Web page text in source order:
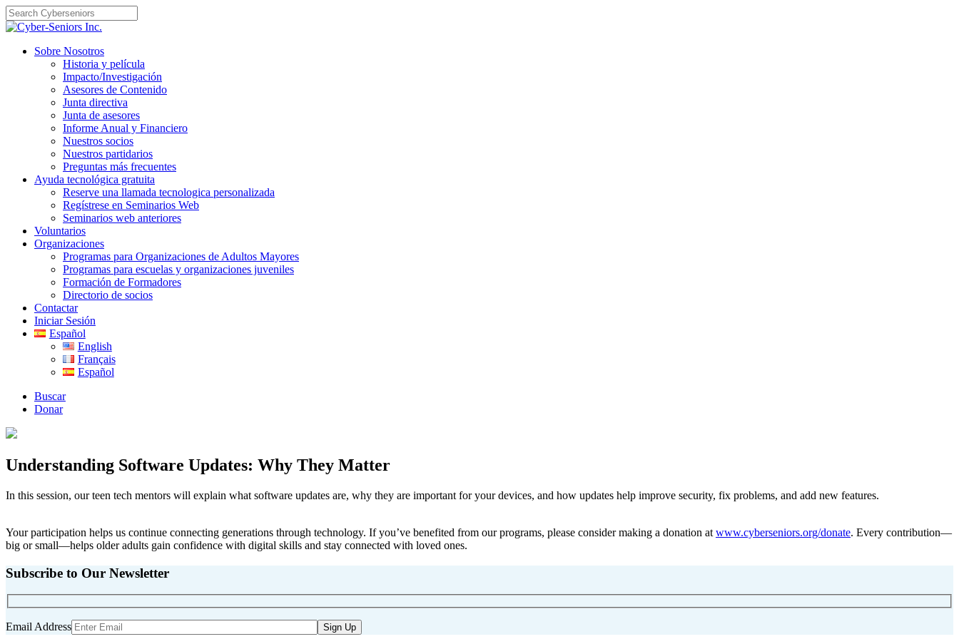
Skip
to
content
Sobre Nosotros
Historia y película
Impacto/Investigación
Asesores de Contenido
Junta directiva
Junta de asesores
Informe Anual y Financiero
Nuestros socios
Nuestros partidarios
Preguntas más frecuentes
Ayuda tecnológica gratuita
Reserve una llamada tecnologica personalizada
Regístrese en Seminarios Web
Seminarios web anteriores
Voluntarios
Organizaciones
Programas para Organizaciones de Adultos Mayores
Programas para escuelas y organizaciones juveniles
Formación de Formadores
Directorio de socios
Contactar
Iniciar Sesión
Español
English
Français
Español
Buscar
Donar
Understanding Software Updates: Why They Matter
In this session, our teen tech mentors will explain what software updates are, why they are important for your devices, and how updates help improve security, fix problems, and add new features.
Your participation helps us continue connecting generations through technology. If you’ve benefited from our programs, please consider making a donation at www.cyberseniors.org/donate. Every contribution—
big or small—helps older adults gain confidence with digital skills and stay connected with loved ones.
Subscribe to Our Newsletter
Email Address